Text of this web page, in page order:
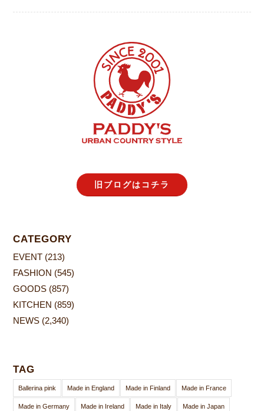
旧ブログはコチラ
CATEGORY
EVENT (213)
FASHION (545)
GOODS (857)
KITCHEN (859)
NEWS (2,340)
TAG
Ballerina pink Made in England Made in Finland Made in France
Made in Germany Made in Ireland Made in Italy Made in Japan